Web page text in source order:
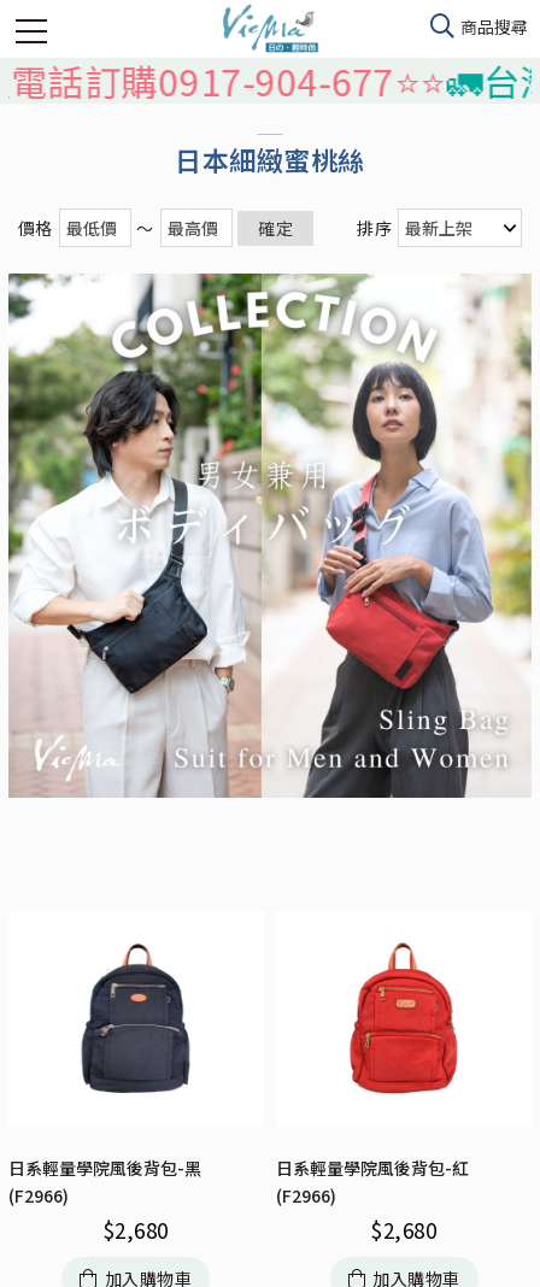
訂購0917-904-677⭐️⭐️🚛台灣
日本細緻蜜桃絲
價格 ～ 確定 排序
日系輕量學院風後背包-黑
(F2966)
$2,680
加入購物車
日系輕量學院風後背包-紅
(F2966)
$2,680
加入購物車